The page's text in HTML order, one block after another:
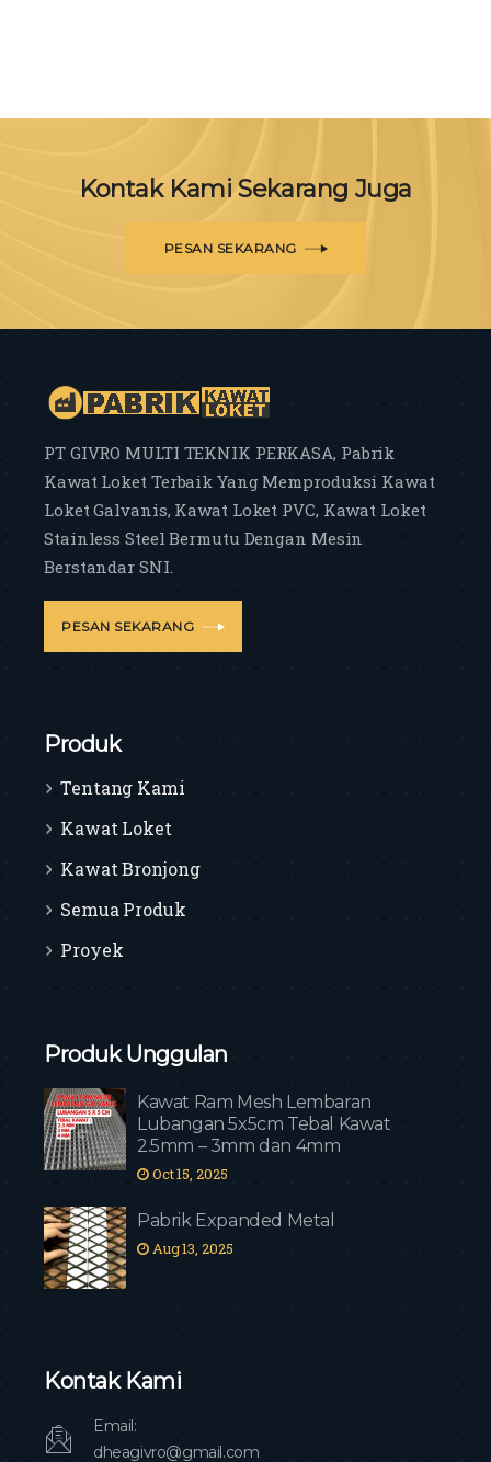
Kontak Kami Sekarang Juga
PESAN SEKARANG
PT GIVRO MULTI TEKNIK PERKASA, Pabrik
Kawat Loket Terbaik Yang Memproduksi Kawat
Loket Galvanis, Kawat Loket PVC, Kawat Loket
Stainless Steel Bermutu Dengan Mesin
Berstandar SNI.
PESAN SEKARANG
Produk
Tentang Kami
Kawat Loket
Kawat Bronjong
Semua Produk
Proyek
Produk Unggulan
Kawat Ram Mesh Lembaran
Lubangan 5x5cm Tebal Kawat
2.5mm – 3mm dan 4mm
Oct 15, 2025
Pabrik Expanded Metal
Aug 13, 2025
Kontak Kami
Email:
dheagivro@gmail.com